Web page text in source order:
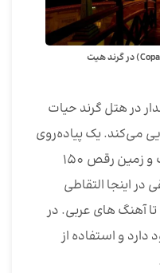
در هتل گرند حیات
می‌کند. یک پیاده‌روی
با نور بارق شما را از هتل به کلاب و زمین رقص 150
اینجا التقاطی
آهنگ های عربی. در
و استفاده از